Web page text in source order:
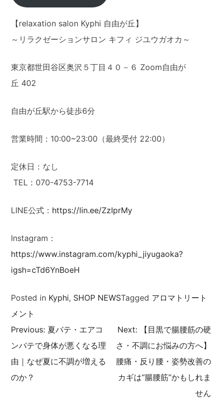
【relaxation salon Kyphi 自由が丘】
～リラクゼーションサロン キフィ ジユウガオカ～
東京都世田谷区奥沢５丁目４０－６ Zoom自由が
丘 402
自由が丘駅から徒歩6分
営業時間：10:00~23:00（最終受付 22:00）
定休日：なし
TEL：070-4753-7714
LINE公式： https://lin.ee/ZzIprMy
Instagram：
https://www.instagram.com/kyphi_jiyugaoka?
igsh=cTd6YnBoeH
Posted in Kyphi, SHOP NEWSTagged アロマトリート
メント
投
稿
ナ
Previous: 夏バテ・エアコ
ンバテで身体が悪くなる理
由｜なぜ夏に不調が増える
のか？
Next:
【目黒で腸腰筋の硬
さ・不調にお悩みの方へ】
腰痛・反り腰・姿勢改善の
カギは“腸腰筋”かもしれま
せん